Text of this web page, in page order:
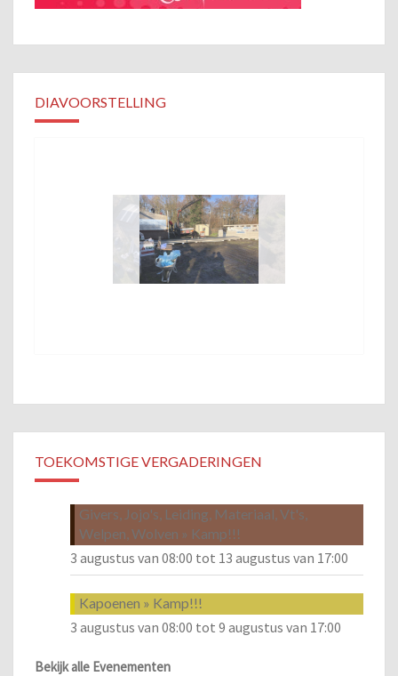
DIAVOORSTELLING
TOEKOMSTIGE VERGADERINGEN
Givers, Jojo's, Leiding, Materiaal, Vt's,
Welpen, Wolven » Kamp!!!
3 augustus van 08:00 tot 13 augustus van 17:00
Kapoenen » Kamp!!!
3 augustus van 08:00 tot 9 augustus van 17:00
Bekijk alle Evenementen